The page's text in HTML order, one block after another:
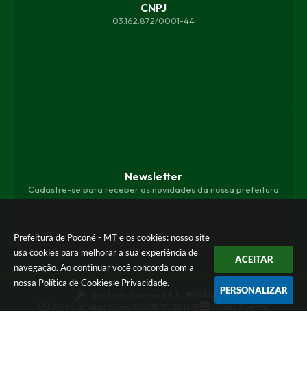
Prefeitura de Poconé - MT e os cookies: nosso site
usa cookies para melhorar a sua experiência de
navegação. Ao continuar você concorda com a
nossa Política de Cookies e Privacidade.
ACEITAR
PERSONALIZAR
CNPJ
03.162.872/0001-44
Newsletter
Cadastre-se para receber as novidades da nossa prefeitura
3.5.3 - 19/06/2026
Dados Abertos